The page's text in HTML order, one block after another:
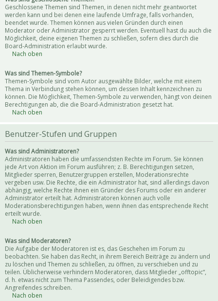
Geschlossene Themen sind Themen, in denen nicht mehr geantwortet
werden kann und bei denen eine laufende Umfrage, falls vorhanden,
beendet wurde. Themen können aus vielen Gründen durch einen
Moderator oder Administrator gesperrt werden. Eventuell hast du auch die
Möglichkeit, deine eigenen Themen zu schließen, sofern dies durch die
Board-Administration erlaubt wurde.
Nach oben
Was sind Themen-Symbole?
Themen-Symbole sind vom Autor ausgewählte Bilder, welche mit einem
Thema in Verbindung stehen können, um dessen Inhalt kennzeichnen zu
können. Die Möglichkeit, Themen-Symbole zu verwenden, hängt von deinen
Berechtigungen ab, die die Board-Administration gesetzt hat.
Nach oben
Benutzer-Stufen und Gruppen
Was sind Administratoren?
Administratoren haben die umfassendsten Rechte im Forum. Sie können
jede Art von Aktion im Forum ausführen; z. B. Berechtigungen setzen,
Mitglieder sperren, Benutzergruppen erstellen, Moderationsrechte
vergeben usw. Die Rechte, die ein Administrator hat, sind allerdings davon
abhängig, welche Rechte ihnen ein Gründer des Forums oder ein anderer
Administrator erteilt hat. Administratoren können auch volle
Moderationsberechtigungen haben, wenn ihnen das entsprechende Recht
erteilt wurde.
Nach oben
Was sind Moderatoren?
Die Aufgabe der Moderatoren ist es, das Geschehen im Forum zu
beobachten. Sie haben das Recht, in ihrem Bereich Beiträge zu ändern und
zu löschen und Themen zu schließen, zu öffnen, zu verschieben und zu
teilen. Üblicherweise verhindern Moderatoren, dass Mitglieder „offtopic“,
d. h. etwas nicht zum Thema Passendes, oder Beleidigendes bzw.
Angreifendes schreiben.
Nach oben